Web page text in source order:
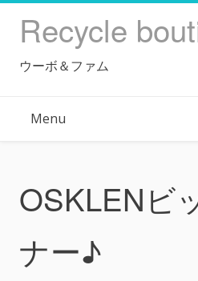
Recycle
ウーボ＆ファム
Menu
OSKLENビ
ナー♪